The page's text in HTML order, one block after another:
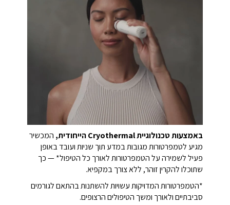
באמצעות טכנולוגיית Cryothermal הייחודית,
המכשיר
מגיע לטמפרטורות מגובות במדע תוך שניות ועובד באופן
פעיל לשמירה על הטמפרטורות לאורך כל הטיפול* — כך
שתוכלו להקרין זוהר, ללא צורך במקפיא.
*הטמפרטורות המדויקות עשויות להשתנות בהתאם לגורמים
סביבתיים ולאורך ומשך הטיפולים הרצופים.